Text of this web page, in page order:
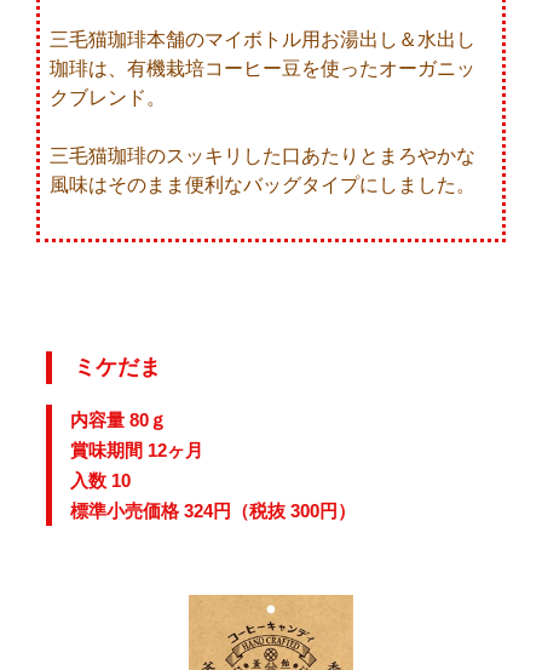
三毛猫珈琲本舗のマイボトル用 お湯出し＆水出し
珈琲は、有機栽培コーヒー豆を使ったオーガニッ
クブレンド。
三毛猫珈琲のスッキリした口あたりとまろやかな
風味はそのまま便利なバッグタイプにしました。
ミケだま
内容量 80ｇ
賞味期間 12ヶ月
入数 10
標準小売価格 324円（税抜 300円）